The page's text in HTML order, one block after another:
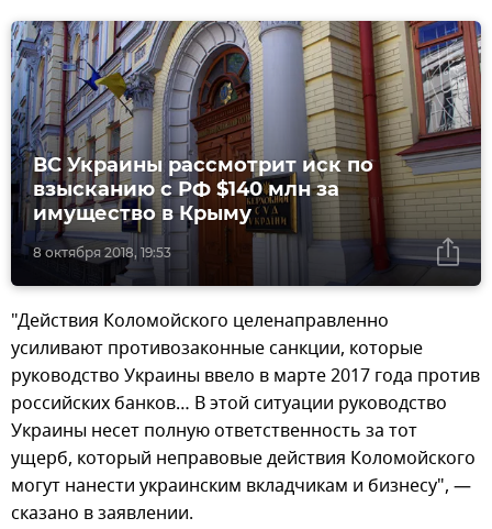
8 октября 2018, 19:53
ВС Украины рассмотрит иск по
взысканию с РФ $140 млн за
имущество в Крыму
"Действия Коломойского целенаправленно
усиливают противозаконные санкции, которые
руководство Украины ввело в марте 2017 года против
российских банков… В этой ситуации руководство
Украины несет полную ответственность за тот
ущерб, который неправовые действия Коломойского
могут нанести украинским вкладчикам и бизнесу", —
сказано в заявлении.